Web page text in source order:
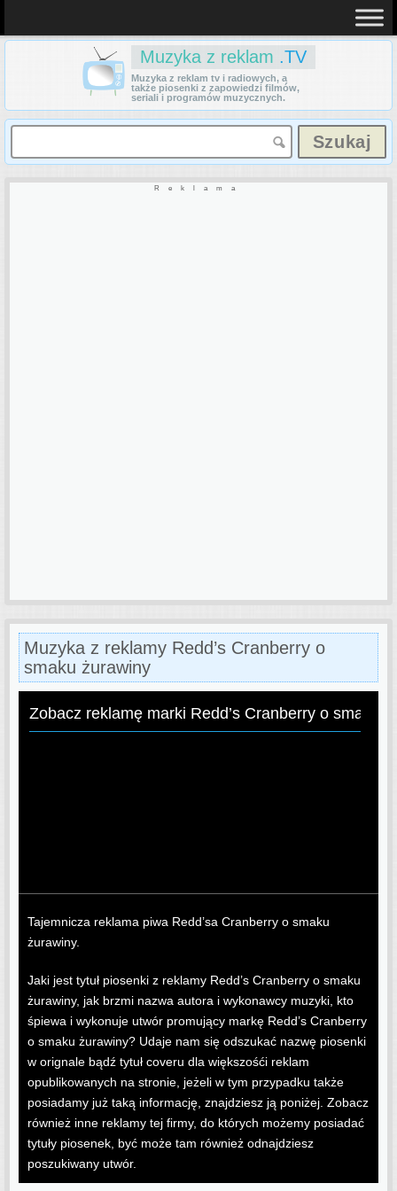
Muzyka z reklam .TV
Muzyka z reklam tv i radiowych, a
także piosenki z zapowiedzi filmów,
seriali i programów muzycznych.
Reklama
Muzyka z reklamy Redd’s Cranberry o
smaku żurawiny
Zobacz reklamę marki Redd’s Cranberry o smaku
Tajemnicza reklama piwa Redd’sa Cranberry o smaku
żurawiny.
Jaki jest tytuł piosenki z reklamy Redd’s Cranberry o smaku
żurawiny, jak brzmi nazwa autora i wykonawcy muzyki, kto
śpiewa i wykonuje utwór promujący markę Redd’s Cranberry
o smaku żurawiny? Udaje nam się odszukać nazwę piosenki
w orignale bądź tytuł coveru dla większośći reklam
opublikowanych na stronie, jeżeli w tym przypadku także
posiadamy już taką informację, znajdziesz ją poniżej. Zobacz
również inne reklamy tej firmy, do których możemy posiadać
tytuły piosenek, być może tam również odnajdziesz
poszukiwany utwór.